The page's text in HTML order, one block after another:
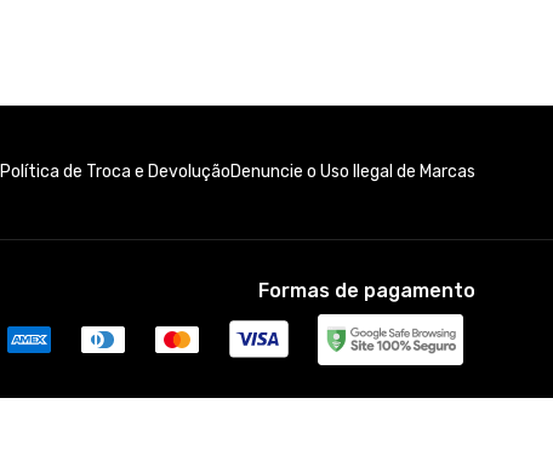
Política de Troca e DevoluçãoDenuncie o Uso Ilegal de Marcas
Formas de pagamento